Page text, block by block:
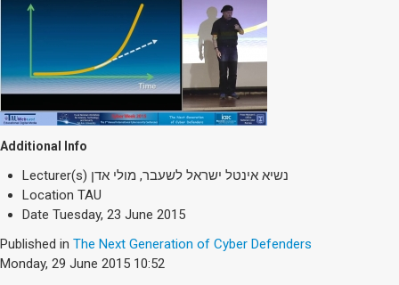
Additional Info
Lecturer(s) נשיא אינטל ישראל לשעבר, מולי אדן
Location TAU
Date Tuesday, 23 June 2015
Published in The Next Generation of Cyber Defenders
Monday, 29 June 2015 10:52